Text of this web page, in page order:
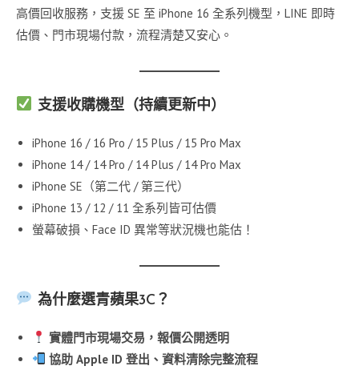
高價回收服務，支援 SE 至 iPhone 16 全系列機型，LINE 即時
估價、門市現場付款，流程清楚又安心。
支援收購機型（持續更新中）
iPhone 16 / 16 Pro / 15 Plus / 15 Pro Max
iPhone 14 / 14 Pro / 14 Plus / 14 Pro Max
iPhone SE（第二代 / 第三代）
iPhone 13 / 12 / 11 全系列皆可估價
螢幕破損、Face ID 異常等狀況機也能估！
為什麼選青蘋果3C？
實體門市現場交易，報價公開透明
協助 Apple ID 登出、資料清除完整流程